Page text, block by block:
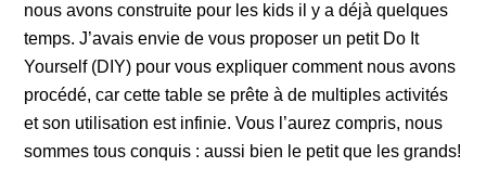
nous avons construite pour les kids il y a déjà quelques
temps. J’avais envie de vous proposer un petit Do It
Yourself (DIY) pour vous expliquer comment nous avons
procédé, car cette table se prête à de multiples activités
et son utilisation est infinie. Vous l’aurez compris, nous
sommes tous conquis : aussi bien le petit que les grands!